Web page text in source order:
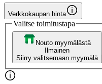
Verkkokaupan hinta
Valitse toimitustapa
Nouto myymälästä
Ilmainen
Siirry valitsemaan myymälä